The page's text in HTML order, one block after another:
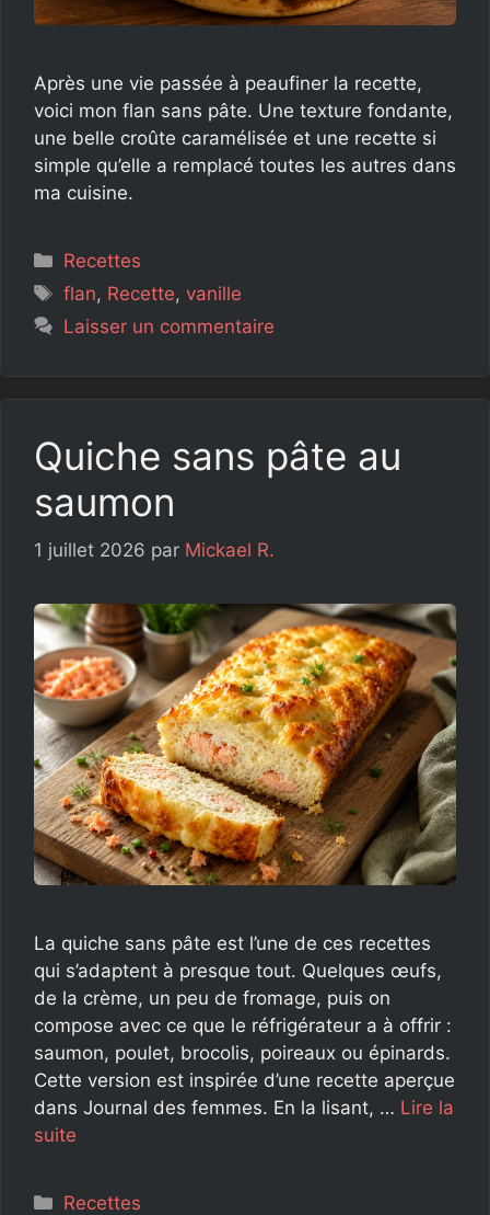
Après une vie passée à peaufiner la recette,
voici mon flan sans pâte. Une texture fondante,
une belle croûte caramélisée et une recette si
simple qu’elle a remplacé toutes les autres dans
ma cuisine.
Catégories
Recettes
Étiquettes
flan, Recette,vanille
Laisser un commentaire
Quiche sans pâte au
saumon
1 juillet 2026 par Mickael R.
La quiche sans pâte est l’une de ces recettes
qui s’adaptent à presque tout. Quelques œufs,
de la crème, un peu de fromage, puis on
compose avec ce que le réfrigérateur a à offrir :
saumon, poulet, brocolis, poireaux ou épinards.
Cette version est inspirée d’une recette aperçue
dans Journal des femmes. En la lisant, … Lire la
suite
Catégories
Recettes